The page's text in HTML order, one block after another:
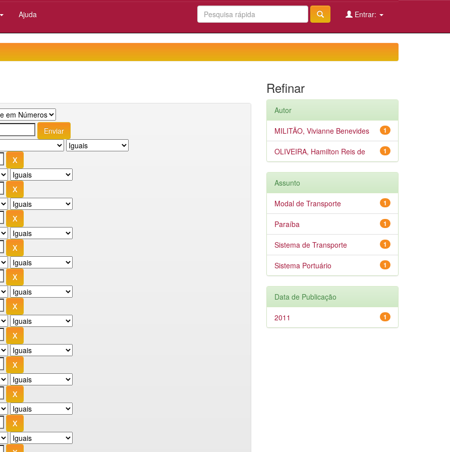
Ajuda Entrar:
Refinar
Autor
1
MILITÃO, Vivianne Benevides
1
OLIVEIRA, Hamilton Reis de
Assunto
1
Modal de Transporte
1
Paraíba
1
Sistema de Transporte
1
Sistema Portuário
Data de Publicação
1
2011